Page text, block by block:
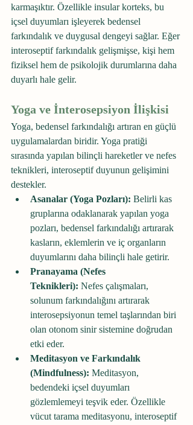
karmaşıktır. Özellikle insular korteks, bu
içsel duyumları işleyerek bedensel
farkındalık ve duygusal dengeyi sağlar. Eğer
interoseptif farkındalık gelişmişse, kişi hem
fiziksel hem de psikolojik durumlarına daha
duyarlı hale gelir.
Yoga ve İnterosepsiyon İlişkisi
Yoga, bedensel farkındalığı artıran en güçlü
uygulamalardan biridir. Yoga pratiği
sırasında yapılan bilinçli hareketler ve nefes
teknikleri, interoseptif duyunun gelişimini
destekler.
Asanalar (Yoga Pozları): Belirli kas
gruplarına odaklanarak yapılan yoga
pozları, bedensel farkındalığı artırarak
kasların, eklemlerin ve iç organların
duyumlarını daha bilinçli hale getirir.
Pranayama (Nefes
Teknikleri): Nefes çalışmaları,
solunum farkındalığını artırarak
interosepsiyonun temel taşlarından biri
olan otonom sinir sistemine doğrudan
etki eder.
Meditasyon ve Farkındalık
(Mindfulness): Meditasyon,
bedendeki içsel duyumları
gözlemlemeyi teşvik eder. Özellikle
vücut tarama meditasyonu, interoseptif